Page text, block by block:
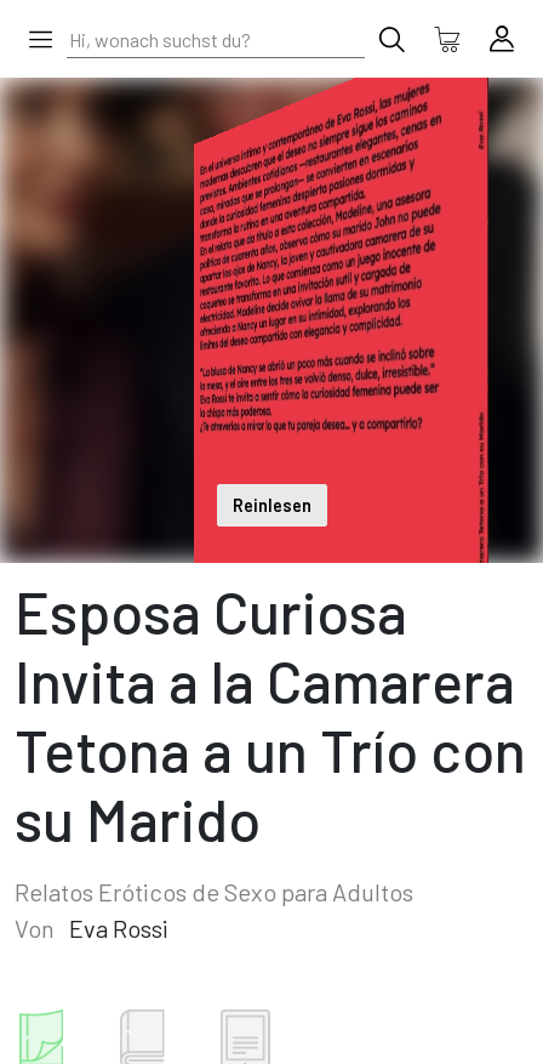
Reinlesen
Esposa Curiosa
Invita a la Camarera
Tetona a un Trío con
su Marido
Relatos Eróticos de Sexo para Adultos
Von
Eva Rossi